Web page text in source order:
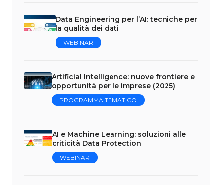
Data Engineering per l’AI: tecniche per
la qualità dei dati
WEBINAR
Artificial Intelligence: nuove frontiere e
opportunità per le imprese (2025)
PROGRAMMA TEMATICO
AI e Machine Learning: soluzioni alle
criticità Data Protection
WEBINAR